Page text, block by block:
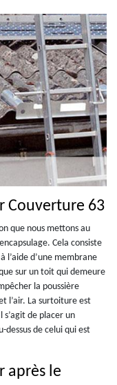
Couverture 63
que nous mettons au
Cela consiste
d’une membrane
sur un toit qui demeure
la poussière
l’air. La surtoiture est
de placer un
de celui qui est
après le